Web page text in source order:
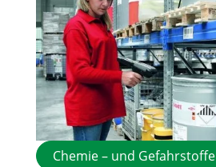
Chemie – und Gefahrstoffe